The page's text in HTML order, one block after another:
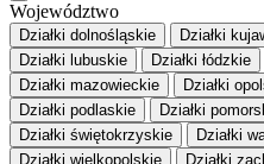
Województwo
Działki dolnośląskie Działki
Działki lubuskie
Działki łódzkie
Działki mazowieckie
Działki
Działki podlaskie
Działki
Działki świętokrzyskie
Działki
Działki wielkopolskie
Działki